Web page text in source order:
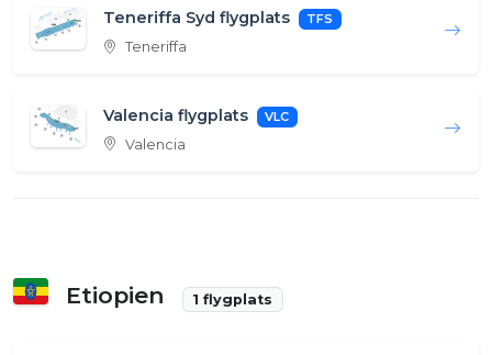
Teneriffa Syd flygplats TFS
Teneriffa
Valencia flygplats VLC
Valencia
Etiopien 1 flygplats